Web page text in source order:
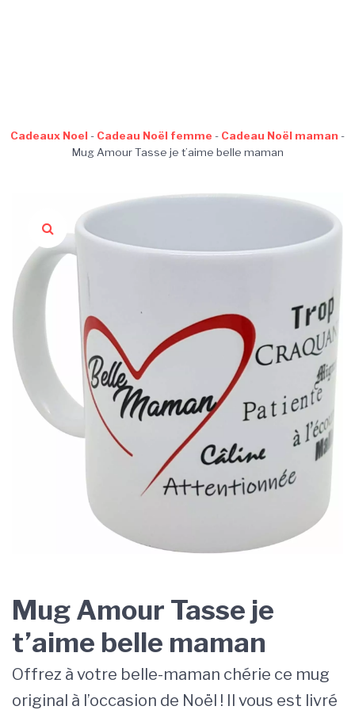
Cadeaux Noel - Cadeau Noël femme - Cadeau Noël maman -
Mug Amour Tasse je t’aime belle maman
Mug Amour Tasse je
t’aime belle maman
Offrez à votre belle-maman chérie ce mug
original à l’occasion de Noël ! Il vous est livré